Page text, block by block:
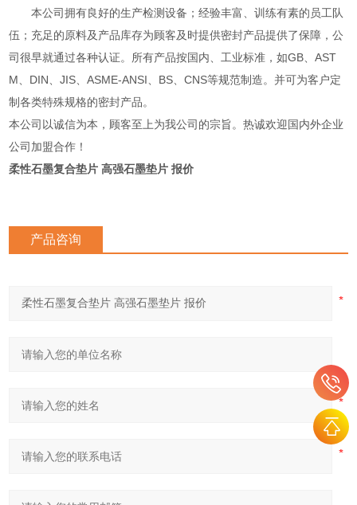
本公司拥有良好的生产检测设备；经验丰富、训练有素的员工队
伍；充足的原料及产品库存为顾客及时提供密封产品提供了保障，公
司很早就通过各种认证。所有产品按国内、工业标准，如GB、AST
M、DIN、JIS、ASME-ANSI、BS、CNS等规范制造。并可为客户定
制各类特殊规格的密封产品。
本公司以诚信为本，顾客至上为我公司的宗旨。热诚欢迎国内外企业
公司加盟合作！
柔性石墨复合垫片 高强石墨垫片 报价
产品咨询